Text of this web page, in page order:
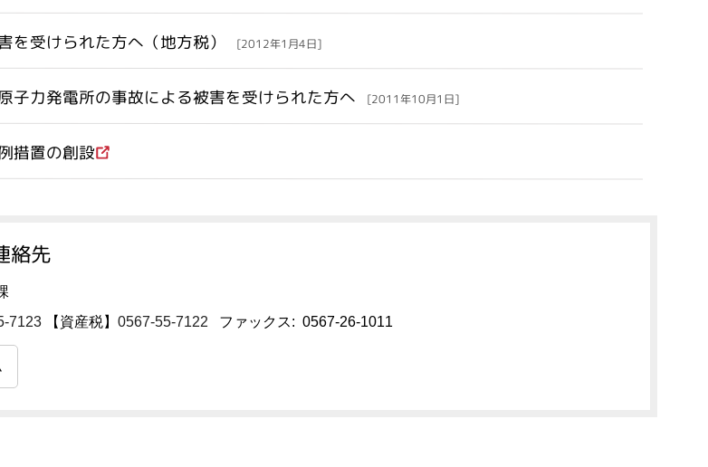
を受けられた方へ（地方税） [2012年1月4日]
子力発電所の事故による被害を受けられた方へ [2011年10月1日]
措置の創設
絡先
7123 【資産税】 0567-55-7122 ファックス: 0567-26-1011